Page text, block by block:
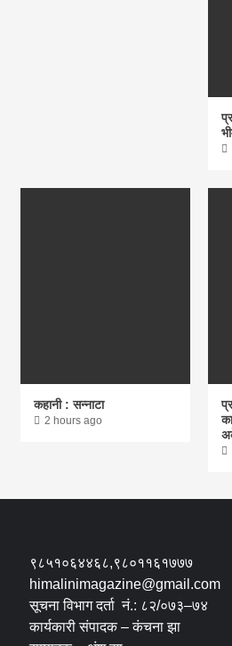
कहानी : सन्नाटा
2 hours ago
९८५१०६४४६८,९८०११६१७७७
himalinimagazine@gmail.com
सूचना विभाग दर्ता नं.: ८२/०७३–७४
कार्यकारी संपादक – कंचना झा